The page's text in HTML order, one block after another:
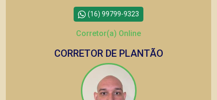
(16) 99799-9323
Corretor(a) Online
CORRETOR DE PLANTÃO